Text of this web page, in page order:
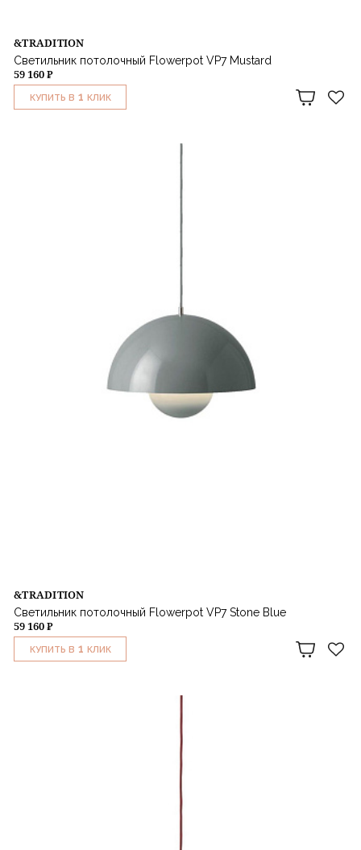
&TRADITION
Светильник потолочный Flowerpot VP7 Mustard
59 160 ₽
КУПИТЬ В 1 КЛИК
&TRADITION
Светильник потолочный Flowerpot VP7 Stone Blue
59 160 ₽
КУПИТЬ В 1 КЛИК